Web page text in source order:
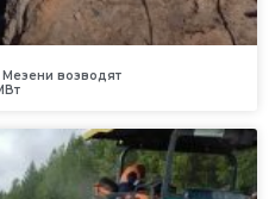
возводят